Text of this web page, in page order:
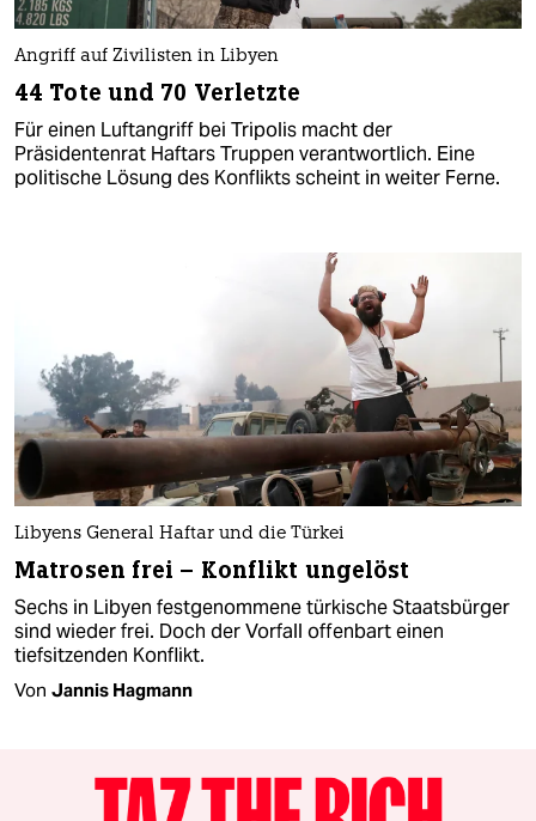
Angriff auf Zivilisten in Libyen
44 Tote und 70 Verletzte
Für einen Luftangriff bei Tripolis macht der
Präsidentenrat Haftars Truppen verantwortlich. Eine
politische Lösung des Konflikts scheint in weiter Ferne.
Libyens General Haftar und die Türkei
Matrosen frei – Konflikt ungelöst
Sechs in Libyen festgenommene türkische Staatsbürger
sind wieder frei. Doch der Vorfall offenbart einen
tiefsitzenden Konflikt.
Von Jannis Hagmann